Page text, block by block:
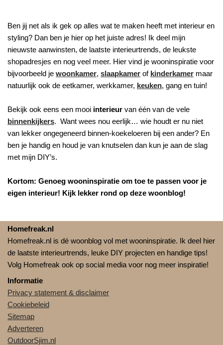
Ben jij net als ik gek op alles wat te maken heeft met interieur en
styling? Dan ben je hier op het juiste adres! Ik deel mijn
nieuwste aanwinsten, de laatste interieurtrends, de leukste
shopadresjes en nog veel meer. Hier vind je wooninspiratie voor
bijvoorbeeld je woonkamer, slaapkamer of kinderkamer maar
natuurlijk ook de eetkamer, werkkamer, keuken, gang en tuin!
Bekijk ook eens een mooi interieur van één van de vele
binnenkijkers. Want wees nou eerlijk… wie houdt er nu niet
van lekker ongegeneerd binnen-koekeloeren bij een ander? En
ben je handig en houd je van knutselen dan kun je aan de slag
met mijn DIY’s.
Kortom: Genoeg wooninspiratie om toe te passen voor je
eigen interieur! Kijk lekker rond op deze woonblog!
Homefreak.nl
Homefreak.nl is dé woonblog vol met wooninspiratie. Ik deel hier
de laatste interieurtrends, leuke DIY projecten en handige tips!
Volg Homefreak ook op social media voor nog meer inspiratie!
Informatie
Privacy statement & disclaimer
Cookiebeleid
Sitemap
Adverteren
OutdoorSjim.nl